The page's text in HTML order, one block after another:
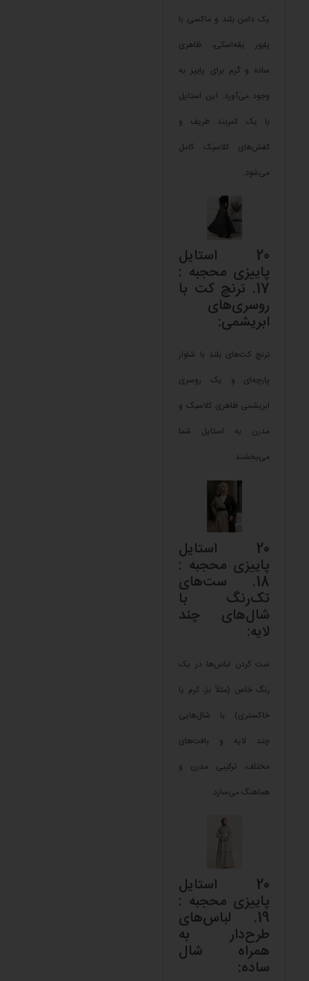
یک دامن بلند و ماکسی با
پلیور یقه‌اسکی، ظاهری
ساده و گرم برای پاییز به
وجود می‌آورد. این استایل
با یک کمربند ظریف و
کفش‌های کلاسیک کامل
می‌شود.
20 استایل
پاییزی محجبه :
17. ترنچ کت با
روسری‌های
ابریشمی:
ترنچ کت‌های بلند با شلوار
پارچه‌ای و یک روسری
ابریشمی ظاهری کلاسیک و
مدرن به استایل شما
می‌بخشند.
20 استایل
پاییزی محجبه :
18. ست‌های
تک‌رنگ با
شال‌های چند
لایه:
ست کردن لباس‌ها در یک
رنگ خاص (مثلاً بژ، کرم یا
خاکستری) با شال‌هایی
چند لایه و بافت‌های
مختلف، ترکیبی مدرن و
هماهنگ می‌سازد.
20 استایل
پاییزی محجبه :
19. لباس‌های
طرح‌دار به
همراه شال
ساده: